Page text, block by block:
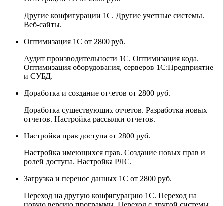
Другие конфигурации 1С. Другие учетные системы.
Веб-сайты.
Оптимизация 1С от 2800 руб.
Аудит производительности 1С. Оптимизация кода.
Оптимизация оборудования, серверов 1С:Предприятие
и СУБД.
Доработка и создание отчетов от 2800 руб.
Доработка существующих отчетов. Разработка новых
отчетов. Настройка рассылки отчетов.
Настройка прав доступа от 2800 руб.
Настройка имеющихся прав. Создание новых прав и
ролей доступа. Настройка РЛС.
Загрузка и перенос данных 1С от 2800 руб.
Переход на другую конфигурацию 1С. Переход на